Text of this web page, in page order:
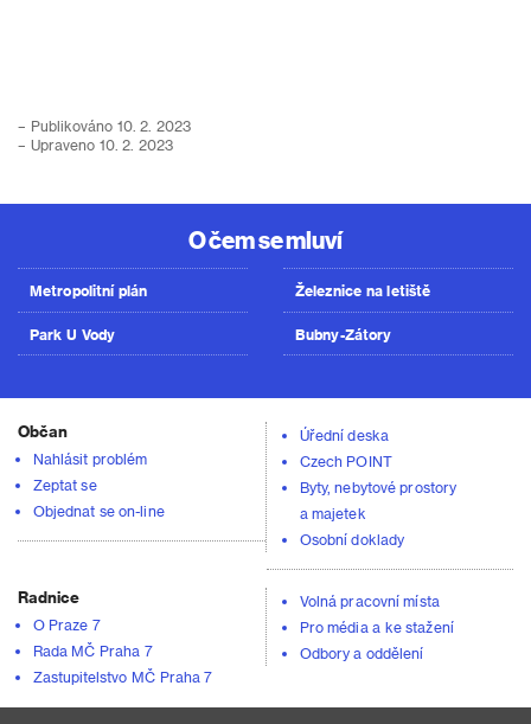
– Publikováno 10. 2. 2023
– Upraveno 10. 2. 2023
O čem se mluví
Metropolitní plán
Park U Vody
Železnice na letiště
Bubny-Zátory
Občan
Nahlásit problém
Zeptat se
Objednat se on-line
Úřední deska
Czech POINT
Byty, nebytové prostory
a majetek
Osobní doklady
Radnice
O Praze 7
Rada MČ Praha 7
Zastupitelstvo MČ Praha 7
Volná pracovní místa
Pro média a ke stažení
Odbory a oddělení